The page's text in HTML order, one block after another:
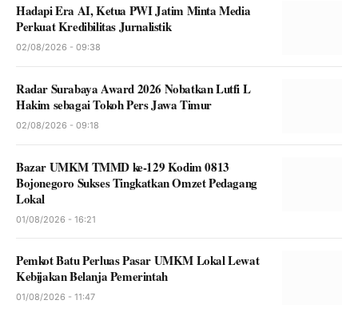
Hadapi Era AI, Ketua PWI Jatim Minta Media
Perkuat Kredibilitas Jurnalistik
02/08/2026 - 09:38
Radar Surabaya Award 2026 Nobatkan Lutfi L
Hakim sebagai Tokoh Pers Jawa Timur
02/08/2026 - 09:18
Bazar UMKM TMMD ke-129 Kodim 0813
Bojonegoro Sukses Tingkatkan Omzet Pedagang
Lokal
01/08/2026 - 16:21
Pemkot Batu Perluas Pasar UMKM Lokal Lewat
Kebijakan Belanja Pemerintah
01/08/2026 - 11:47